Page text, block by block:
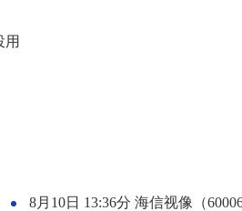
用
8月10日 13:36分 海信视像（